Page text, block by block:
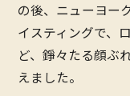
の後、ニューヨー
イスティングで、
ど、錚々たる顔ぶ
えました。